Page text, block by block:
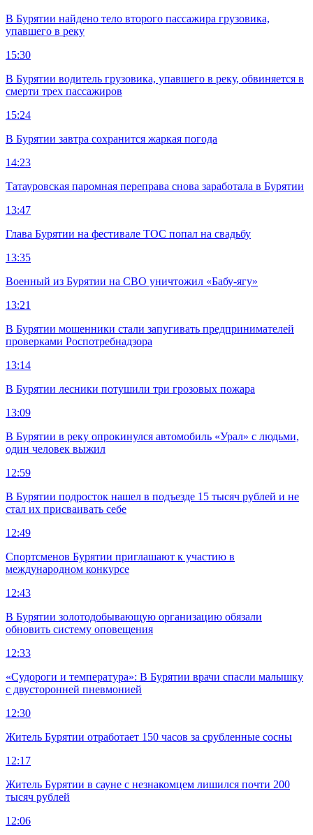
В Бурятии найдено тело второго пассажира грузовика,
упавшего в реку
15:30
В Бурятии водитель грузовика, упавшего в реку, обвиняется в
смерти трех пассажиров
15:24
В Бурятии завтра сохранится жаркая погода
14:23
Татауровская паромная переправа снова заработала в Бурятии
13:47
Глава Бурятии на фестивале ТОС попал на свадьбу
13:35
Военный из Бурятии на СВО уничтожил «Бабу-ягу»
13:21
В Бурятии мошенники стали запугивать предпринимателей
проверками Роспотребнадзора
13:14
В Бурятии лесники потушили три грозовых пожара
13:09
В Бурятии в реку опрокинулся автомобиль «Урал» с людьми,
один человек выжил
12:59
В Бурятии подросток нашел в подъезде 15 тысяч рублей и не
стал их присваивать себе
12:49
Спортсменов Бурятии приглашают к участию в
международном конкурсе
12:43
В Бурятии золотодобывающую организацию обязали
обновить систему оповещения
12:33
«Судороги и температура»: В Бурятии врачи спасли малышку
с двусторонней пневмонией
12:30
Житель Бурятии отработает 150 часов за срубленные сосны
12:17
Житель Бурятии в сауне с незнакомцем лишился почти 200
тысяч рублей
12:06